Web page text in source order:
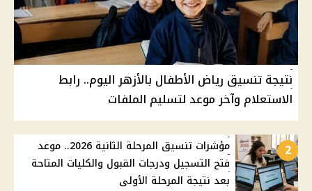
نتيجة تنسيق رياض الأطفال بالأزهر اليوم.. رابط
الاستعلام وآخر موعد لتسليم الملفات
2
مؤشرات تنسيق المرحلة الثانية 2026.. موعد
فتح التسجيل ودرجات القبول والكليات المتاحة
بعد نتيجة المرحلة الأولى